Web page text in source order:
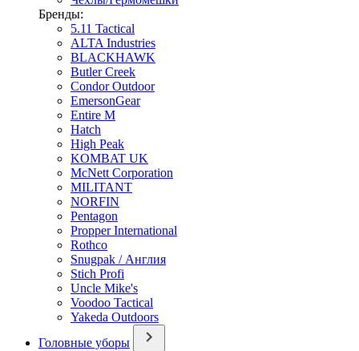
Бренды:
5.11 Tactical
ALTA Industries
BLACKHAWK
Butler Creek
Condor Outdoor
EmersonGear
Entire M
Hatch
High Peak
KOMBAT UK
McNett Corporation
MILITANT
NORFIN
Pentagon
Propper International
Rothco
Snugpak / Англия
Stich Profi
Uncle Mike's
Voodoo Tactical
Yakeda Outdoors
Головные уборы